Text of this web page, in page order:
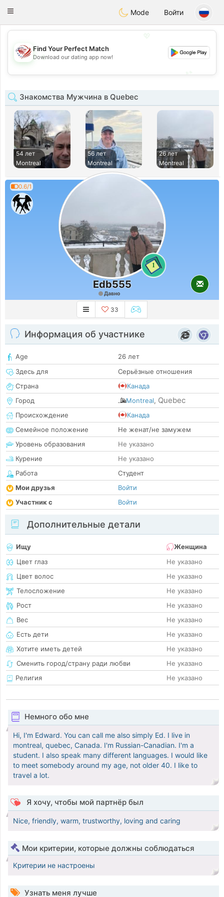
Dating
Toggle
Mode Войти
💖
💕
Find Your Perfect Match
Download our dating app now!
Знакомства Мужчина в Quebec
54 лет
Montreal
56 лет
Montreal
26 лет
Montreal
0.6/1
1
Edb555
Давно
33
Информация об участнике
Age
26 лет
Здесь для
Серьёзные отношения
Страна
Канада
Город
Montreal, Quebec
Происхождение
Канада
Семейное положение
Не женат/не замужем
Уровень образования
Не указано
Курение
Не указано
Работа
Студент
Мои друзья
Войти
Участник с
Войти
Дополнительные детали
Ищу
Женщина
Цвет глаз
Не указано
Цвет волос
Не указано
Телосложение
Не указано
Рост
Не указано
Вес
Не указано
Есть дети
Не указано
Хотите иметь детей
Не указано
Сменить город/страну ради любви
Не указано
Религия
Не указано
Немного обо мне
Hi, I'm Edward. You can call me also simply Ed. I live in
montreal, quebec, Canada. I'm Russian-Canadian. I'm a
student. I also speak many different languages. I would like
to meet somebody around my age, not older 40. I like to
travel a lot.
Я хочу, чтобы мой партнёр был
Nice, friendly, warm, trustworthy, loving and caring
Мои критерии, которые должны соблюдаться
Критерии не настроены
Узнать меня лучше